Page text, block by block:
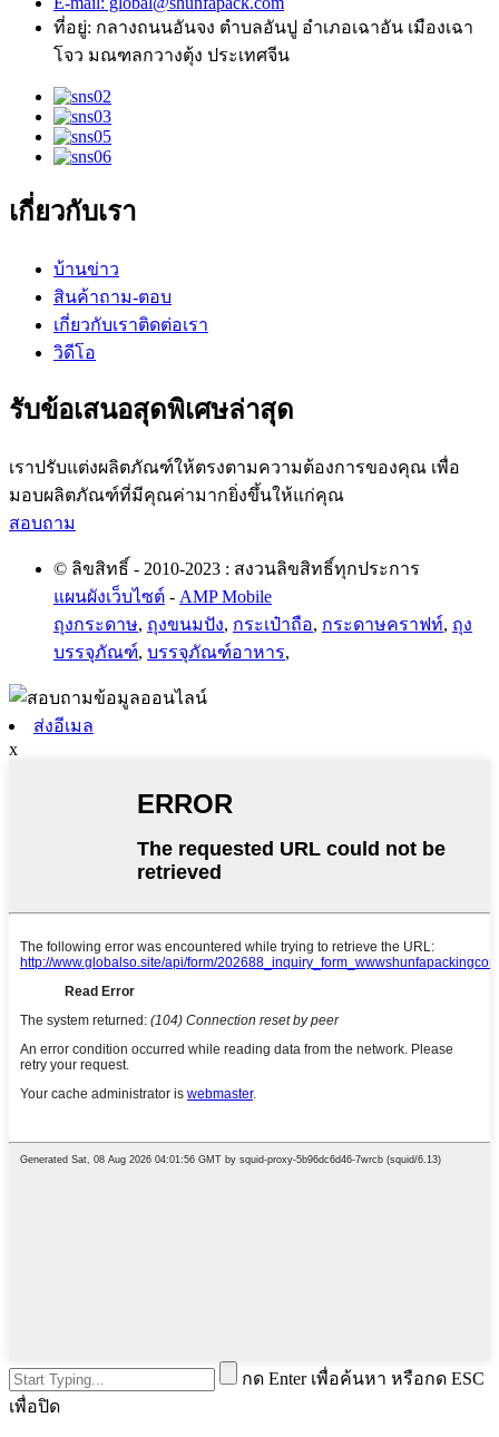
ที่อยู่: กลางถนนอันจง ตำบลอันปู อำเภอเฉาอัน เมืองเฉา
โจว มณฑลกวางตุ้ง ประเทศจีน
เกี่ยวกับเรา
บ้านข่าว
สินค้าถาม-ตอบ
เกี่ยวกับเราติดต่อเรา
วิดีโอ
รับข้อเสนอสุดพิเศษล่าสุด
เราปรับแต่งผลิตภัณฑ์ให้ตรงตามความต้องการของคุณ เพื่อ
มอบผลิตภัณฑ์ที่มีคุณค่ามากยิ่งขึ้นให้แก่คุณ
สอบถาม
© ลิขสิทธิ์ - 2010-2023 : สงวนลิขสิทธิ์ทุกประการ
แผนผังเว็บไซต์ - AMP Mobile
ถุงกระดาษ, ถุงขนมปัง, กระเป๋าถือ, กระดาษคราฟท์, ถุง
บรรจุภัณฑ์, บรรจุภัณฑ์อาหาร,
ส่งอีเมล
x
กด Enter เพื่อค้นหา หรือกด ESC
เพื่อปิด